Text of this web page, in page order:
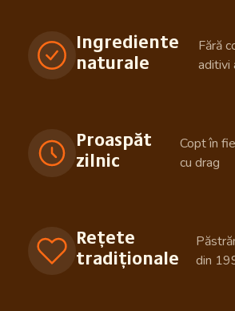
Ingrediente
naturale
Fără
aditivi
Proaspăt
zilnic
Copt în
cu drag
Rețete
tradiționale
din